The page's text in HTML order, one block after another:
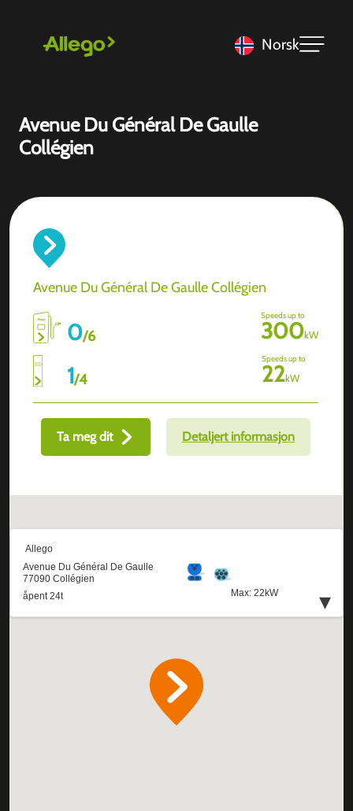
Norsk
Avenue Du Général De Gaulle
Collégien
Avenue Du Général De Gaulle Collégien
0/6
Speeds up to
300kW
1/4
Speeds up to
22kW
Ta meg dit Detaljert informasjon